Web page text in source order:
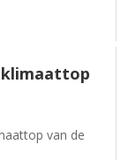
klimaattop
van de